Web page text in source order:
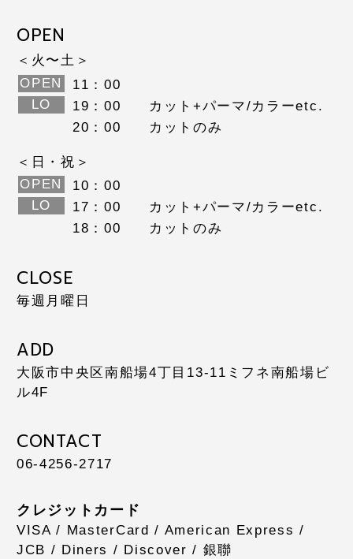
OPEN
＜火〜土＞
OPEN
11：00
LO
19：00
カット+パーマ/カラーetc.
20：00
カットのみ
＜日・祝＞
OPEN
10：00
LO
17：00
カット+パーマ/カラーetc.
18：00
カットのみ
CLOSE
毎週月曜日
ADD
大阪市中央区南船場4丁目13-11 ミフネ南船場ビ
ル4F
CONTACT
06-4256-2717
クレジットカード
VISA / MasterCard / American Express /
JCB / Diners / Discover / 銀聯